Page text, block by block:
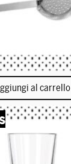
al carrello